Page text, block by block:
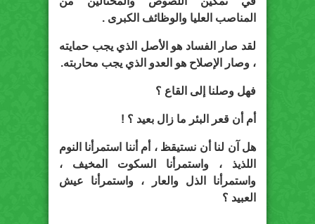
المناصب العليا والوظائف الكبرى .
لقد صار الفساد هو الأصل الذي يجب حمايته
، وصار الإصلاح هو العدو الذي يجب محاربته.
فهل وصلنا إلى القاع ؟
أم أن قعر البئر ما زال بعيد ؟ !
هل آن لنا أن نستيقظ ، أم أننا استمرأنا النوم
اللذيذ ، واستمرأنا السكوت المخيف ،
واستمرأنا الذل والعار ، واستمرأنا عيش
العبيد ؟